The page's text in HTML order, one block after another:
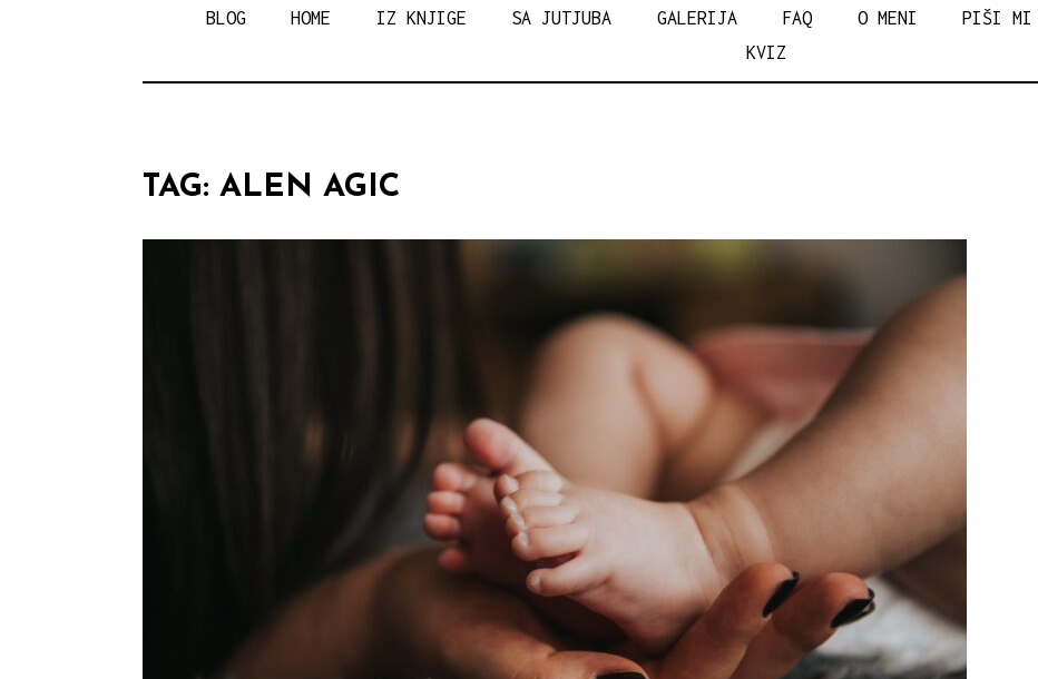
MAGIC WHISPERER
BLOG HOME IZ KNJIGE SA JUTJUBA GALERIJA FAQ O MENI PIŠI MI
KVIZ
TAG: ALEN AGIC